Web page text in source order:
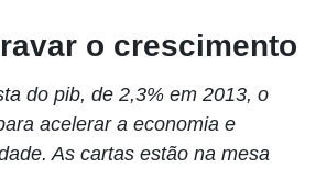
o crescimento
do pib, de 2,3% em 2013, o
acelerar a economia e
As cartas estão na mesa